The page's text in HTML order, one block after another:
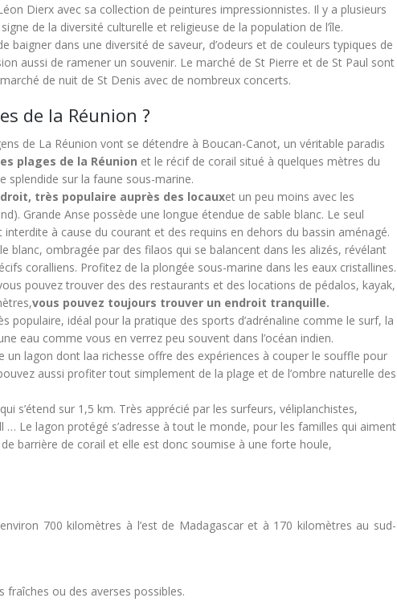
Dierx avec sa collection de peintures impressionnistes. Il y a plusieurs
de la diversité culturelle et religieuse de la population de l’île.
baigner dans une diversité de saveur, d’odeurs et de couleurs typiques de
aussi de ramener un souvenir. Le marché de St Pierre et de St Paul sont
de nuit de St Denis avec de nombreux concerts.
de la Réunion ?
de La Réunion vont se détendre à Boucan-Canot, un véritable paradis
plages de la Réunion et le récif de corail situé à quelques mètres du
splendide sur la faune sous-marine.
très populaire auprès des locauxet un peu moins avec les
Grande Anse possède une longue étendue de sable blanc. Le seul
à cause du courant et des requins en dehors du bassin aménagé.
blanc, ombragée par des filaos qui se balancent dans les alizés, révélant
coralliens. Profitez de la plongée sous-marine dans les eaux cristallines.
pouvez trouver des des restaurants et des locations de pédalos, kayak,
vous pouvez toujours trouver un endroit tranquille.
populaire, idéal pour la pratique des sports d’adrénaline comme le surf, la
eau comme vous en verrez peu souvent dans l’océan indien.
un lagon dont laa richesse offre des expériences à couper le souffle pour
aussi profiter tout simplement de la plage et de l’ombre naturelle des
qui s’étend sur 1,5 km. Très apprécié par les surfeurs, véliplanchistes,
Le lagon protégé s’adresse à tout le monde, pour les familles qui aiment
barrière de corail et elle est donc soumise à une forte houle,
700 kilomètres à l’est de Madagascar et à 170 kilomètres au sud-
ou des averses possibles.